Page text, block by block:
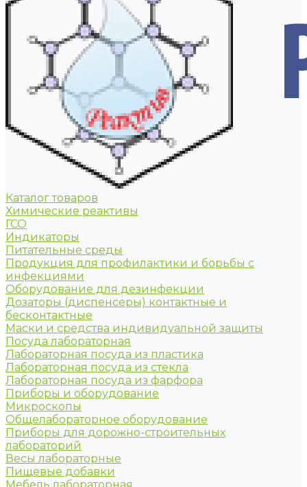
Каталог товаров
Химические реактивы
ГСО
Индикаторы
Питательные среды
Продукция для профилактики и борьбы с
инфекциями
Оборудование для дезинфекции
Дозаторы (диспенсеры) контактные и
бесконтактные
Маски и средства индивидуальной защиты
Посуда лабораторная
Лабораторная посуда из пластика
Лабораторная посуда из стекла
Лабораторная посуда из фарфора
Приборы и оборудование
Микроскопы
Общелабораторное оборудование
Приборы для дорожно-строительных
лабораторий
Весы лабораторные
Пищевые добавки